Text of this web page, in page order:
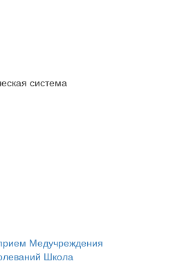
система
Медучреждения
Школа